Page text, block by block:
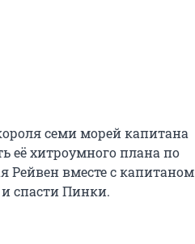
семи морей капитана
её хитроумного плана по
Рейвен вместе с капитаном
спасти Пинки.